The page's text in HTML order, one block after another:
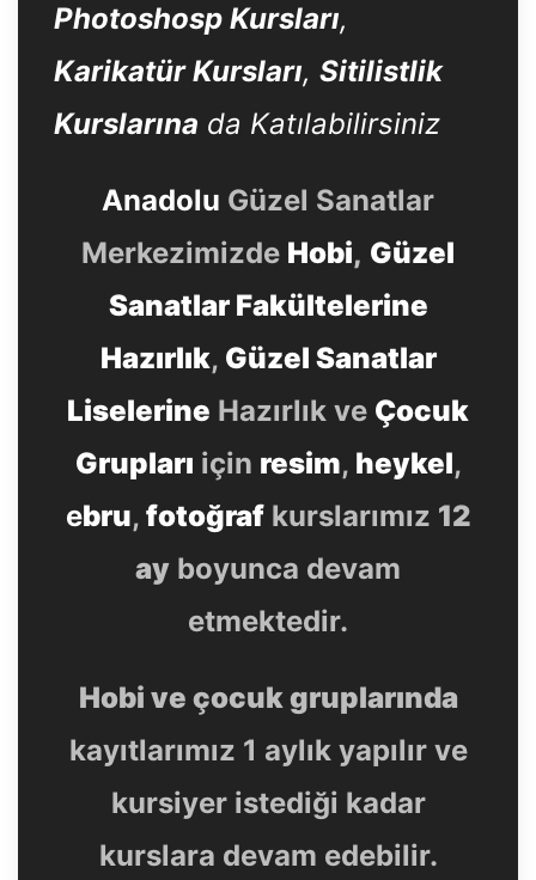
Photoshosp Kursları,
Karikatür Kursları, Sitilistlik
Kurslarına da Katılabilirsiniz
Anadolu Güzel Sanatlar
Merkezimizde Hobi, Güzel
Sanatlar Fakültelerine
Hazırlık, Güzel Sanatlar
Liselerine Hazırlık ve Çocuk
Grupları için resim, heykel,
ebru, fotoğrafkurslarımız 12
ay boyunca devam
etmektedir.
Hobi ve çocuk gruplarında
kayıtlarımız 1 aylık yapılır ve
kursiyer istediği kadar
kurslara devam edebilir.